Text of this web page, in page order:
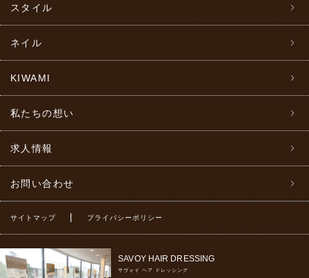
スタイル
ネイル
KIWAMI
私たちの想い
求人情報
お問い合わせ
サイトマップ | プライバシーポリシー
SAVOY HAIR DRESSING
サヴォイ ヘア ドレッシング